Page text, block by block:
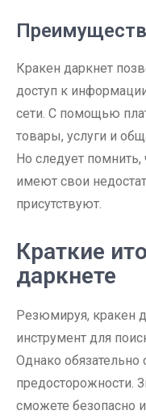
Кракен даркнет
доступ к
сети. С помощью
товары, услуги и
Но следует
имеют свои
присутствуют.
Краткие
даркнете
Резюмируя, кракен
инструмент для
Однако
предосторожности.
сможете безопасно